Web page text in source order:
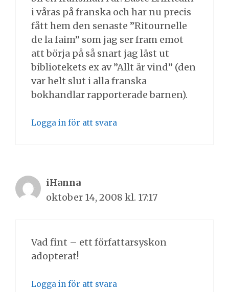
i våras på franska och har nu precis
fått hem den senaste ”Ritournelle
de la faim” som jag ser fram emot
att börja på så snart jag läst ut
bibliotekets ex av ”Allt är vind” (den
var helt slut i alla franska
bokhandlar rapporterade barnen).
Logga in för att svara
iHanna
oktober 14, 2008 kl. 17:17
Vad fint – ett författarsyskon
adopterat!
Logga in för att svara